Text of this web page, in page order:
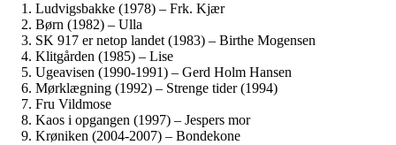
Ludvigsbakke (1978) – Frk. Kjær
Børn (1982) – Ulla
SK 917 er netop landet (1983) – Birthe Mogensen
Klitgården (1985) – Lise
Ugeavisen (1990-1991) – Gerd Holm Hansen
Mørklægning (1992) – Strenge tider (1994)
Fru Vildmose
Kaos i opgangen (1997) – Jespers mor
Krøniken (2004-2007) – Bondekone